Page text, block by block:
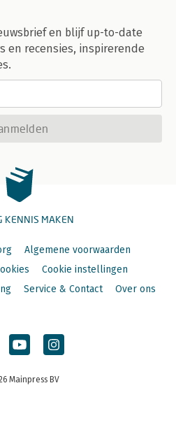
en blijf up-to-date
en recensies, inspirerende
KENNIS MAKEN
Algemene voorwaarden
Cookie instellingen
Service & Contact Over ons
Mainpress BV